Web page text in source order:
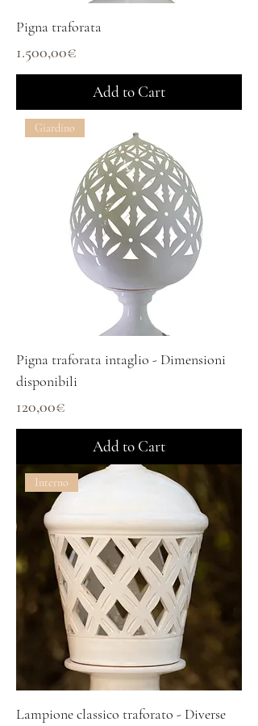
Pigna traforata
Price
1.500,00€
Add to Cart
Giardino
Pigna traforata intaglio - Dimensioni
disponibili
Price
120,00€
Add to Cart
Interno
Lampione classico traforato - Diverse